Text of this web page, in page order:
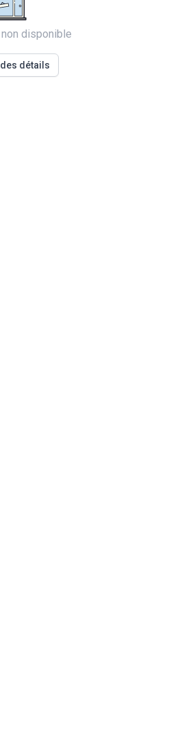
disponible
détails